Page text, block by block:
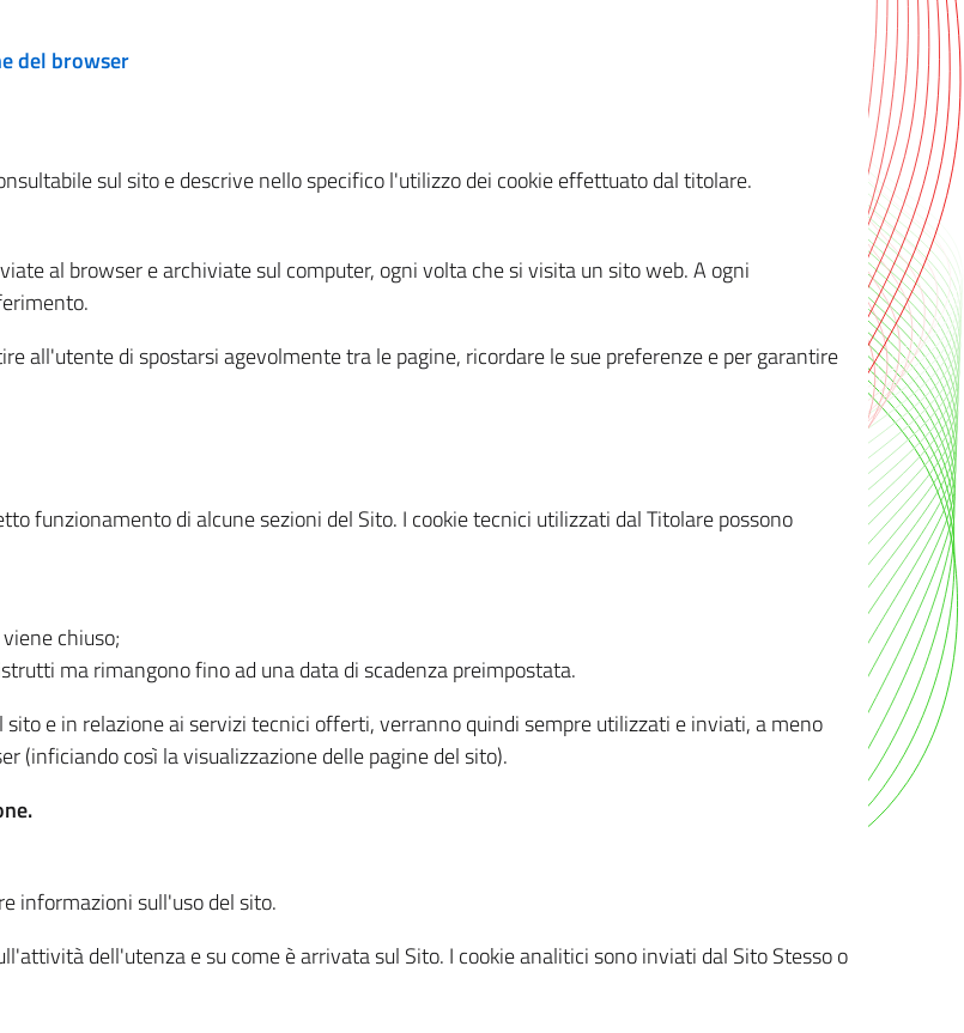
del browser
sul sito e descrive nello specifico l'utilizzo dei cookie effettuato dal titolare.
al browser e archiviate sul computer, ogni volta che si visita un sito web. A ogni
all'utente di spostarsi agevolmente tra le pagine, ricordare le sue preferenze e per garantire
funzionamento di alcune sezioni del Sito. I cookie tecnici utilizzati dal Titolare possono
chiuso;
ma rimangono fino ad una data di scadenza preimpostata.
e in relazione ai servizi tecnici offerti, verranno quindi sempre utilizzati e inviati, a meno
(inficiando così la visualizzazione delle pagine del sito).
informazioni sull'uso del sito.
dell'utenza e su come è arrivata sul Sito. I cookie analitici sono inviati dal Sito Stesso o